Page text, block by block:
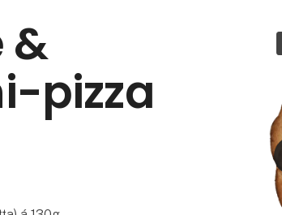
&
pizza